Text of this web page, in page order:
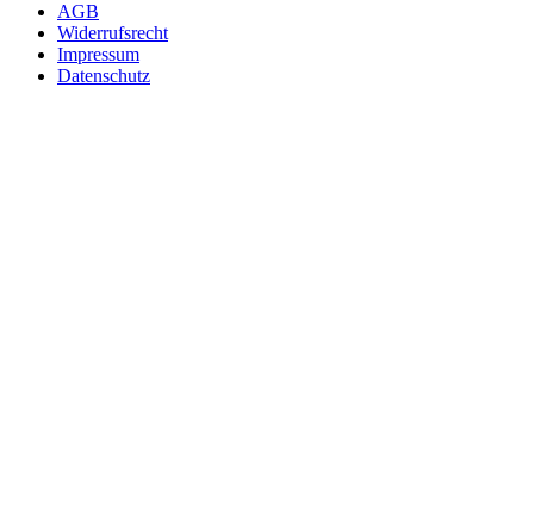
AGB
Widerrufsrecht
Impressum
Datenschutz